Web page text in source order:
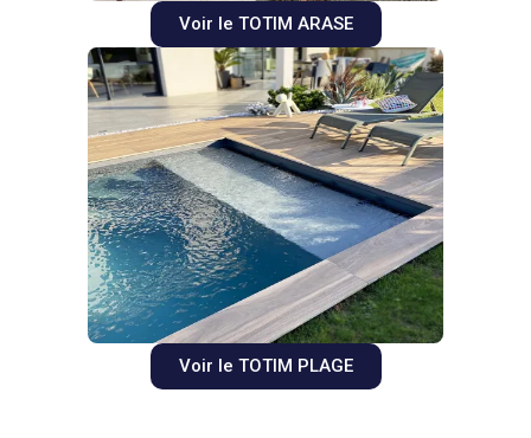
Voir le TOTIM ARASE
Voir le TOTIM PLAGE